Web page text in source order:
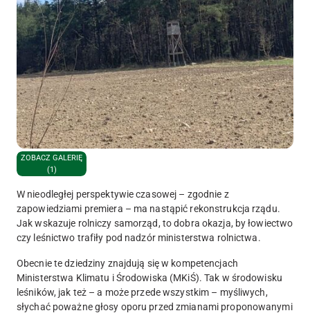
ZOBACZ GALERIĘ
(1)
W nieodległej perspektywie czasowej – zgodnie z
zapowiedziami premiera – ma nastąpić rekonstrukcja rządu.
Jak wskazuje rolniczy samorząd, to dobra okazja, by łowiectwo
czy leśnictwo trafiły pod nadzór ministerstwa rolnictwa.
Obecnie te dziedziny znajdują się w kompetencjach
Ministerstwa Klimatu i Środowiska (MKiŚ). Tak w środowisku
leśników, jak też – a może przede wszystkim – myśliwych,
słychać poważne głosy oporu przed zmianami proponowanymi